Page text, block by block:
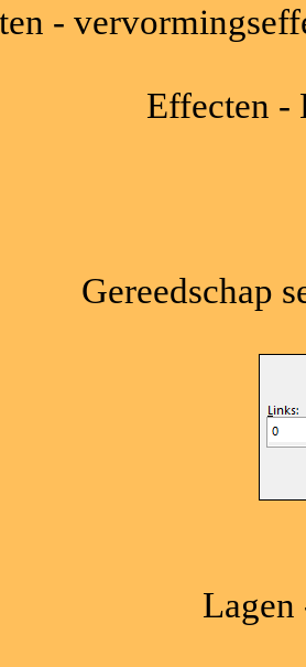
-
Effecten -
Gereedschap
Lagen